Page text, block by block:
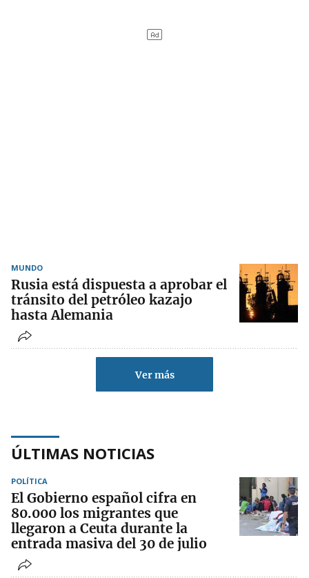
MUNDO
Rusia está dispuesta a aprobar el
tránsito del petróleo kazajo
hasta Alemania
Ver más
ÚLTIMAS NOTICIAS
POLÍTICA
El Gobierno español cifra en
80.000 los migrantes que
llegaron a Ceuta durante la
entrada masiva del 30 de julio